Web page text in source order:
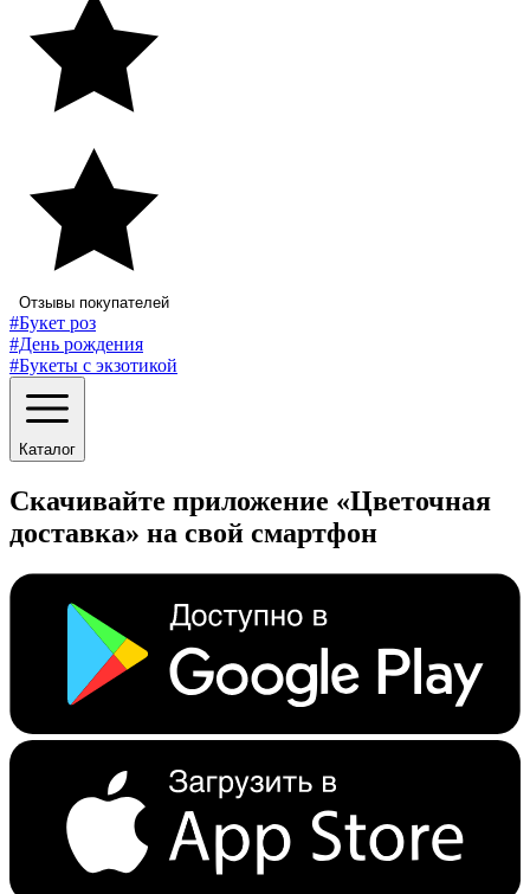
Отзывы покупателей
#Букет роз
#День рождения
#Букеты с экзотикой
Каталог
Скачивайте приложение «Цветочная
доставка» на свой смартфон